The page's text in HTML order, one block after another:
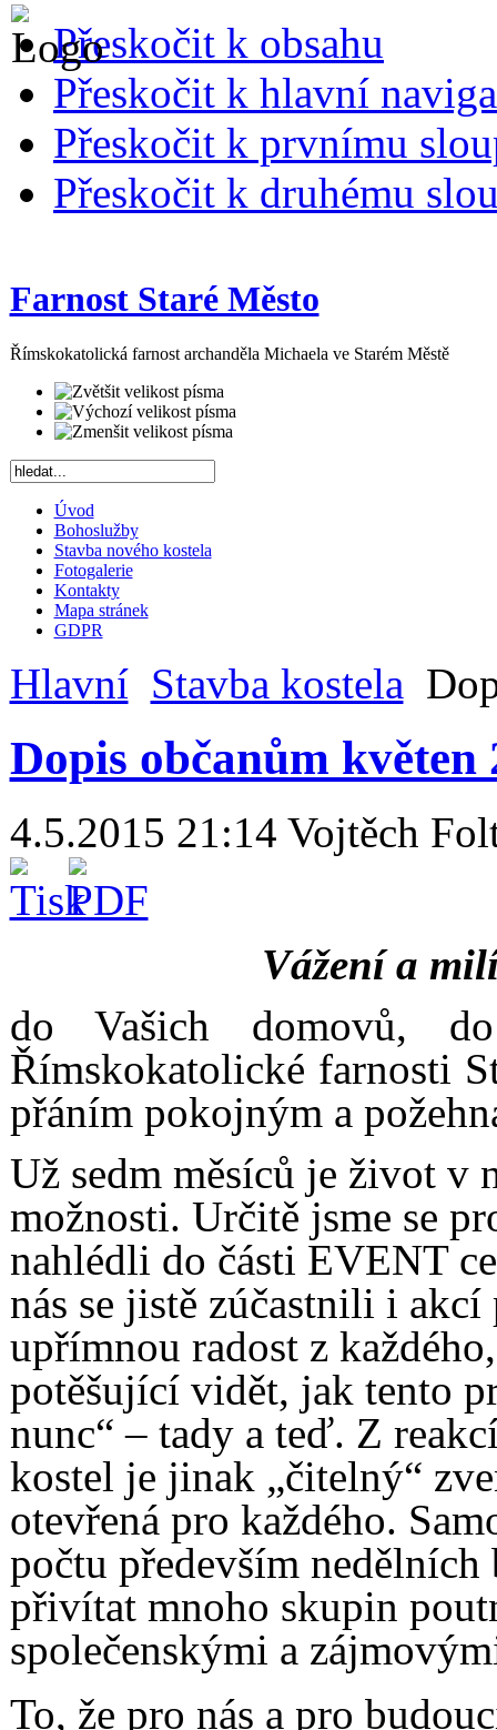
Přeskočit k obsahu
Přeskočit k hlavní
Přeskočit k prvnímu
Přeskočit k druhému
Farnost Staré Město
Římskokatolická farnost archanděla Michaela ve Starém Městě
Úvod
Bohoslužby
Stavba nového kostela
Fotogalerie
Kontakty
Mapa stránek
GDPR
Hlavní Stavba kostela
Dopis občanům květen
4.5.2015 21:14 Vojtěch
Vážení a
do Vašich domovů,
Římskokatolické farnosti
přáním pokojným a
Už sedm měsíců je život v
možnosti. Určitě jsme se
nahlédli do části EVENT
nás se jistě zúčastnili i
upřímnou radost z
potěšující vidět, jak tento
nunc“ – tady a teď. Z
kostel je jinak „čitelný“
otevřená pro každého.
počtu především
přivítat mnoho skupin
společenskými a
To, že pro nás a pro